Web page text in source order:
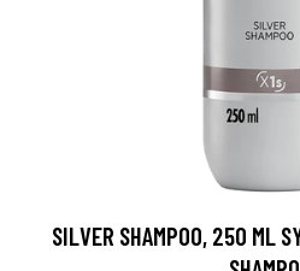
SILVER SHAMPOO, 250 ML